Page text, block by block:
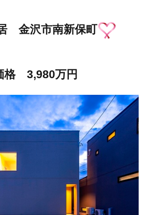
金沢市南新保町
格 3,980万円